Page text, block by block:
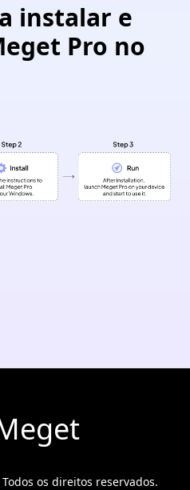
instalar e
Pro no
os direitos reservados.